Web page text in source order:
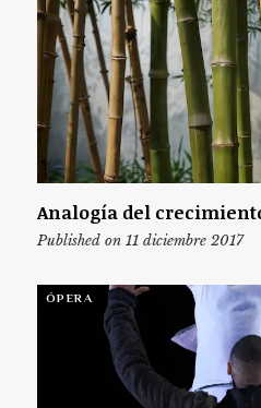
Analogía del
Published on 11 diciembre 2017
ÓPERA